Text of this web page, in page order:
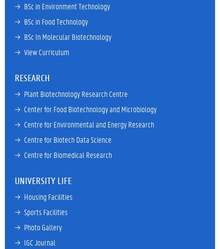
→ BSc in Environment Technology
→ BSc in Food Technology
→ BSc In Molecular Biotechnology
→ View Curriculum
RESEARCH
→ Plant Biotechnology Research Centre
→ Center for Food Biotechnology and Microbiology
→ Centre for Environmental and Energy Research
→ Centre for Biotech Data Science
→ Centre for Biomedical Research
UNIVERSITY LIFE
→ Housing Facilities
→ Sports Facilities
→ Photo Gallery
→ IGC Journal